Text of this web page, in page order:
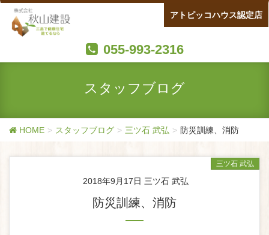
055-993-2316
アトピッコハウス認定店
スタッフブログ
HOME スタッフブログ 三ツ石 武弘 防災訓練、消防
2018年9月17日 三ツ石 武弘
三ツ石 武弘
防災訓練、消防